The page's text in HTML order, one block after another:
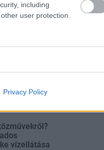
including
user protection.
Privacy Policy
5. blokk új
repülőtér
fejlesztése
vízellátása